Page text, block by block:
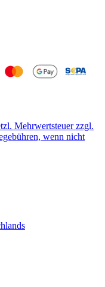
Mehrwertsteuer zzgl.
wenn nicht